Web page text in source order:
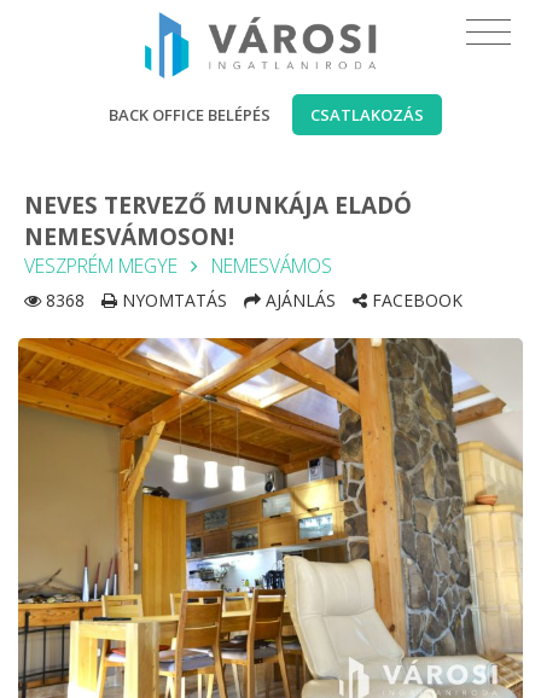
BACK OFFICE BELÉPÉS CSATLAKOZÁS
NEVES TERVEZŐ MUNKÁJA ELADÓ
NEMESVÁMOSON!
VESZPRÉM MEGYE NEMESVÁMOS
8368 NYOMTATÁS AJÁNLÁS FACEBOOK